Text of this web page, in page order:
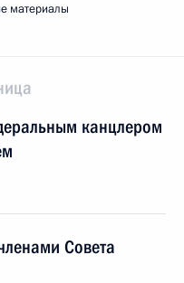
материалы
канцлером
Совета